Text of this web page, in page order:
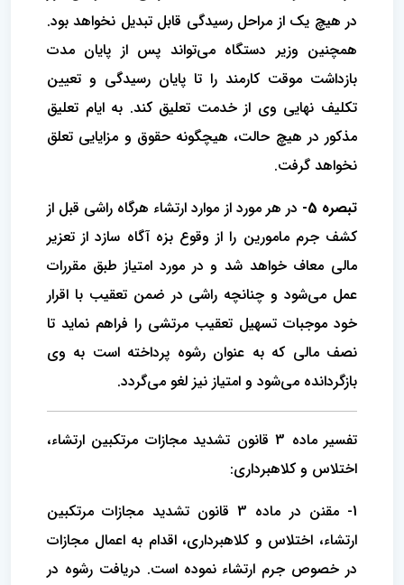
در هیچ یک از مراحل رسیدگی قابل تبدیل نخواهد بود.
همچنین وزیر دستگاه می‌تواند پس از پایان مدت
بازداشت موقت کارمند‌ را تا پایان رسیدگی و تعیین
تکلیف نهایی وی از خدمت تعلیق کند. به ایام تعلیق
مذکور در هیچ حالت، هیچگونه حقوق و مزایایی تعلق
نخواهد گرفت.
تبصره 5-
در هر مورد از موارد ارتشاء هرگاه راشی قبل از
کشف جرم مامورین را از وقوع بزه آگاه سازد از تعزیر
مالی معاف خواهد شد و در مورد‌ امتیاز طبق مقررات
عمل می‌شود و چنانچه راشی در ضمن تعقیب با اقرار
خود موجبات تسهیل تعقیب مرتشی را فراهم نماید تا
نصف مالی که به عنوان ‌رشوه پرداخته است به وی
بازگردانده می‌شود و امتیاز نیز لغو می‌گردد.
تفسیر ماده 3 قانون تشدید مجازات مرتکبین ارتشاء،
اختلاس و کلاهبرداری:
1- مقنن در ماده 3 قانون تشدید مجازات مرتکبین
ارتشاء، اختلاس و کلاهبرداری، اقدام به اعمال مجازات
در خصوص جرم ارتشاء نموده است. دریافت رشوه در